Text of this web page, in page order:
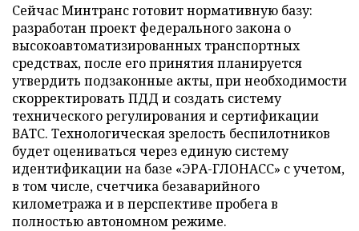
Сейчас Минтранс готовит нормативную базу:
разработан проект федерального закона о
высокоавтоматизированных транспортных
средствах, после его принятия планируется
утвердить подзаконные акты, при необходимости
скорректировать ПДД и создать систему
технического регулирования и сертификации
ВАТС. Технологическая зрелость беспилотников
будет оцениваться через единую систему
идентификации на базе «ЭРА-ГЛОНАСС» с учетом,
в том числе, счетчика безаварийного
километража и в перспективе пробега в
полностью автономном режиме.